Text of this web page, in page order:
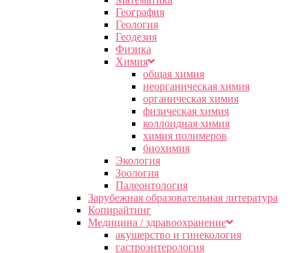
География
Геология
Геодезия
Физика
Химия
общая химия
неорганическая химия
органическая химия
физическая химия
коллоидная химия
химия полимеров
биохимия
Экология
Зоология
Палеонтология
Зарубежная образовательная литература
Копирайтинг
Медицина / здравоохранение
акушерство и гинекология
гастроэнтерология